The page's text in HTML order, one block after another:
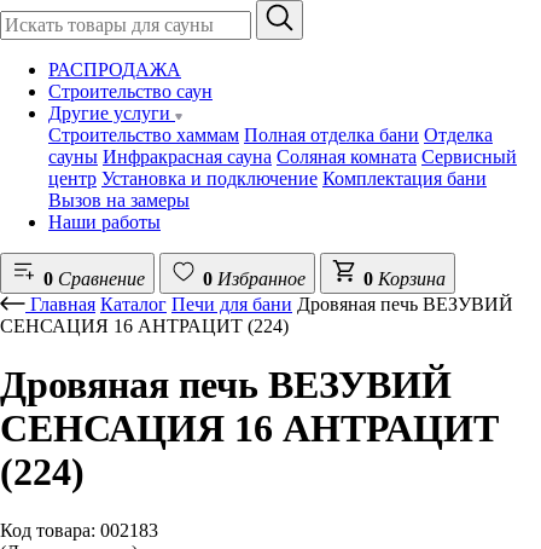
РАСПРОДАЖА
Строительство саун
Другие услуги
Строительство хаммам Полная отделка бани Отделка
сауны Инфракрасная сауна Соляная комната Сервисный
центр Установка и подключение Комплектация бани
Вызов на замеры
Наши работы
0 Сравнение 0 Избранное 0 Корзина
Главная Каталог Печи для бани Дровяная печь ВЕЗУВИЙ
СЕНСАЦИЯ 16 АНТРАЦИТ (224)
Дровяная печь ВЕЗУВИЙ
СЕНСАЦИЯ 16 АНТРАЦИТ
(224)
Код товара: 002183